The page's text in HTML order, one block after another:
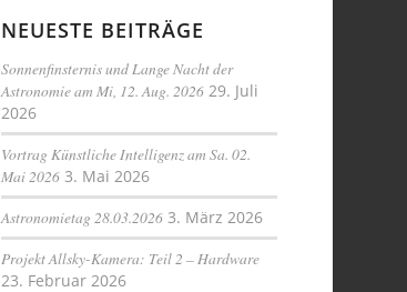
NEUESTE BEITRÄGE
Sonnenfinsternis und Lange Nacht der
Astronomie am Mi, 12. Aug. 2026 29. Juli
2026
Vortrag Künstliche Intelligenz am Sa. 02.
Mai 2026 3. Mai 2026
Astronomietag 28.03.2026 3. März 2026
Projekt Allsky-Kamera: Teil 2 – Hardware
23. Februar 2026